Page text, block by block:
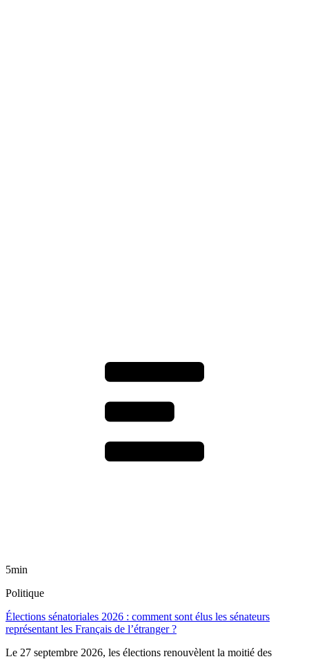
5min
Politique
Élections sénatoriales 2026 : comment sont élus les sénateurs
représentant les Français de l’étranger ?
Le 27 septembre 2026, les élections renouvèlent la moitié des